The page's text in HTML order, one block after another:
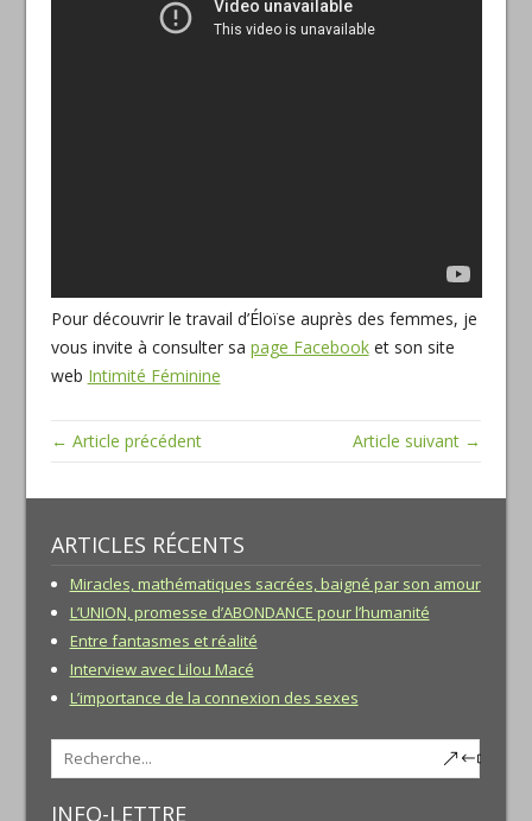
Pour découvrir le travail d’Éloïse auprès des femmes, je
vous invite à consulter sa page Facebooket son site
web Intimité Féminine
← Article précédent Article suivant →
ARTICLES RÉCENTS
Miracles, mathématiques sacrées, baigné par son amour
L’UNION, promesse d’ABONDANCE pour l’humanité
Entre fantasmes et réalité
Interview avec Lilou Macé
L’importance de la connexion des sexes
INFO-LETTRE